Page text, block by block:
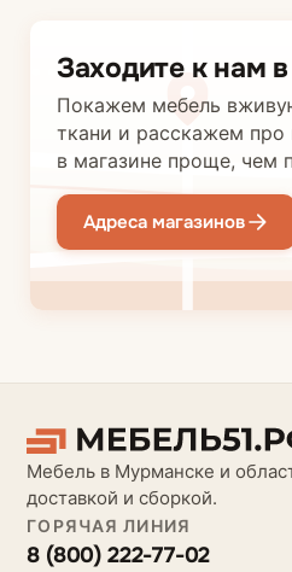
Заходите к нам в
Покажем мебель
ткани и расскажем
в магазине проще, чем
Адреса магазинов
Мебель в Мурманске и
доставкой и сборкой.
ГОРЯЧАЯ ЛИНИЯ
8 (800) 222-77-02